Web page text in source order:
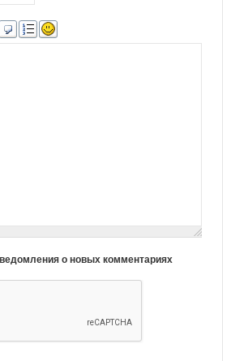
о новых комментариях